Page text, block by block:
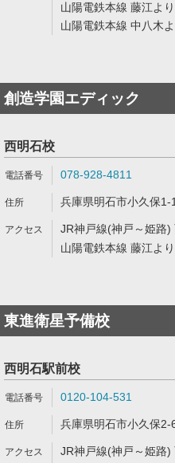
山陽電鉄本線 藤江よ
山陽電鉄本線 中八木
創造学園エディック
西明石校
078-928-4811
兵庫県明石市小久保
JR神戸線(神戸～姫路
山陽電鉄本線 藤江よ
東進衛星予備校
西明石駅前校
0120-104-531
兵庫県明石市小久保
JR神戸線(神戸～姫路